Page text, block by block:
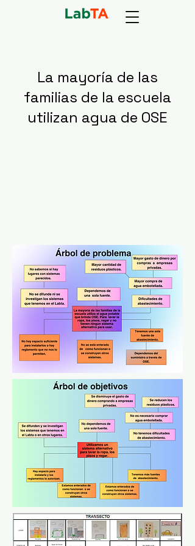
La mayoría de las
familias de la escuela
utilizan agua de OSE